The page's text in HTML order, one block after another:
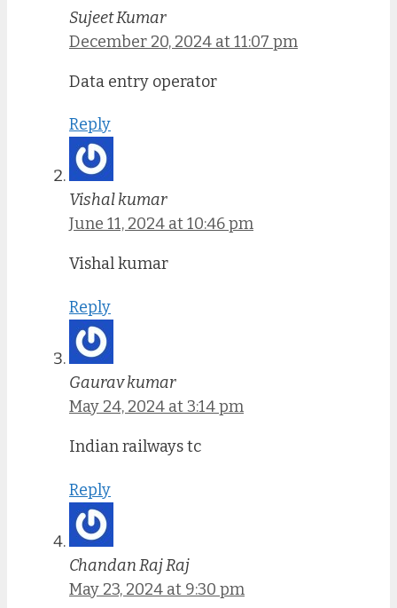
Sujeet Kumar
December 20, 2024 at 11:07 pm
Data entry operator
Reply
Vishal kumar
June 11, 2024 at 10:46 pm
Vishal kumar
Reply
Gaurav kumar
May 24, 2024 at 3:14 pm
Indian railways tc
Reply
Chandan Raj Raj
May 23, 2024 at 9:30 pm